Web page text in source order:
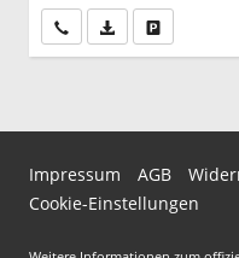
Wir rufen Sie an
PDF-Datei,
Impressum AGB
Cookie-Einstellungen